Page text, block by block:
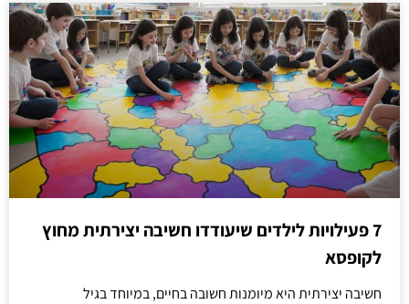
7 פעילויות לילדים שיעודדו חשיבה יצירתית מחוץ
לקופסא
חשיבה יצירתית היא מיומנות חשובה בחיים, במיוחד בגיל